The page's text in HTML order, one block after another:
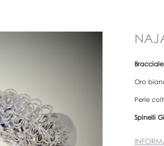
Bracciale
Oro
Perle
Spinelli